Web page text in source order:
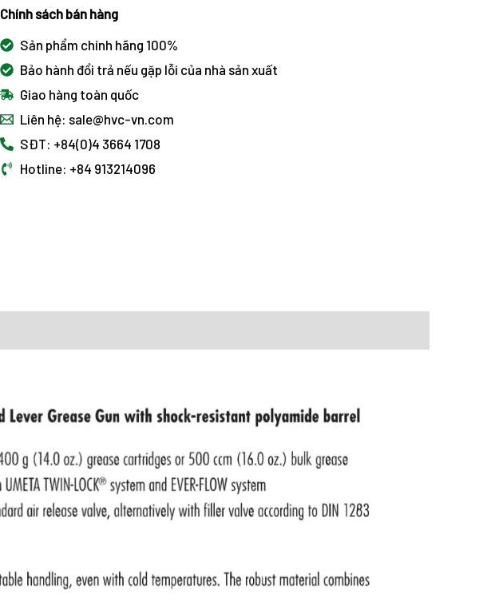
Chính sách bán hàng
Sản phẩm chính hãng 100%
Bảo hành đổi trả nếu gặp lỗi của nhà sản xuất
Giao hàng toàn quốc
Liên hệ: sale@hvc-vn.com
SĐT: +84(0)4 3664 1708
Hotline: +84 913214096